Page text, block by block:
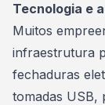
Tecnologia e
Muitos
infraestrutura
fechaduras
tomadas USB,